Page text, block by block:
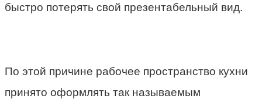
быстро потерять свой презентабельный вид.
По этой причине рабочее пространство кухни
принято оформлять так называемым